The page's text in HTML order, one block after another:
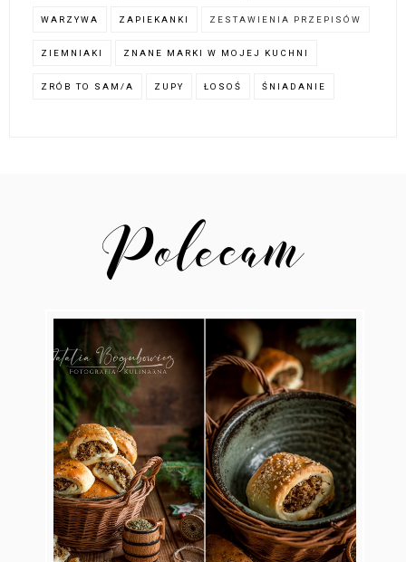
WARZYWA ZAPIEKANKI ZESTAWIENIA PRZEPISÓW
ZIEMNIAKI ZNANE MARKI W MOJEJ KUCHNI
ZRÓB TO SAM/A ZUPY ŁOSOŚ ŚNIADANIE